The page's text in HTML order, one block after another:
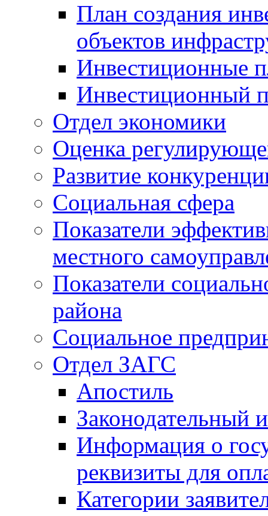
План создания
объектов
Инвестиционные
Инвестиционный
Отдел экономики
Оценка
Развитие
Социальная сфера
Показатели
местного
Показатели
района
Социальное
Отдел ЗАГС
Апостиль
Законодательный
Информация о
реквизиты для
Категории